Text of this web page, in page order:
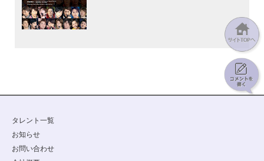
タレント一覧
お知らせ
お問い合わせ